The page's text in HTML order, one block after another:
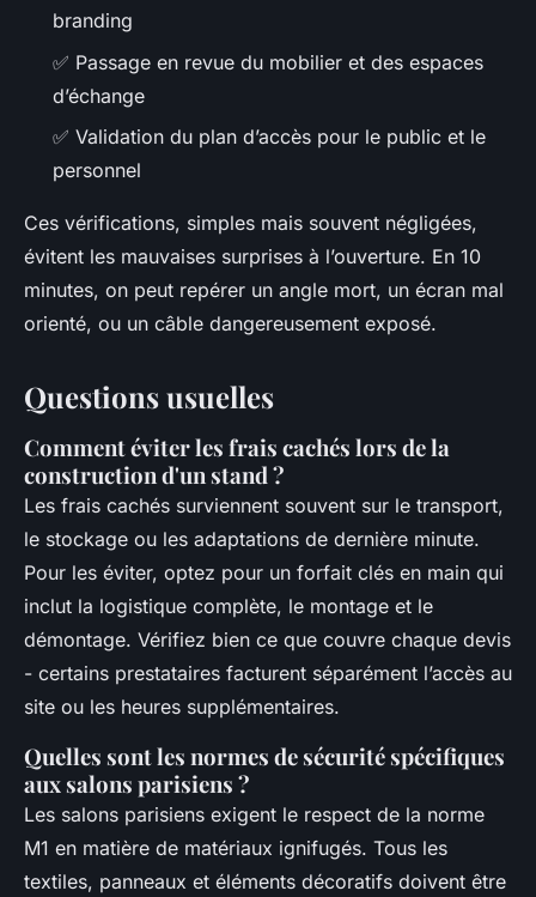
branding
✅ Passage en revue du mobilier et des espaces
d’échange
✅ Validation du plan d’accès pour le public et le
personnel
Ces vérifications, simples mais souvent négligées,
évitent les mauvaises surprises à l’ouverture. En 10
minutes, on peut repérer un angle mort, un écran mal
orienté, ou un câble dangereusement exposé.
Questions usuelles
Comment éviter les frais cachés lors de la
construction d'un stand ?
Les frais cachés surviennent souvent sur le transport,
le stockage ou les adaptations de dernière minute.
Pour les éviter, optez pour un forfait clés en main qui
inclut la logistique complète, le montage et le
démontage. Vérifiez bien ce que couvre chaque devis
- certains prestataires facturent séparément l’accès au
site ou les heures supplémentaires.
Quelles sont les normes de sécurité spécifiques
aux salons parisiens ?
Les salons parisiens exigent le respect de la norme
M1 en matière de matériaux ignifugés. Tous les
textiles, panneaux et éléments décoratifs doivent être